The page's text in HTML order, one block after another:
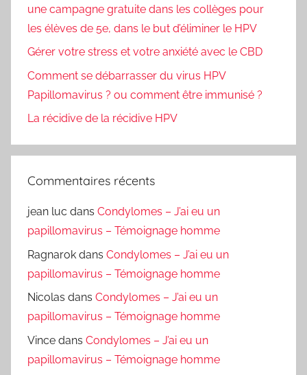
une campagne gratuite dans les collèges pour
les élèves de 5e, dans le but d’éliminer le HPV
Gérer votre stress et votre anxiété avec le CBD
Comment se débarrasser du virus HPV
Papillomavirus ? ou comment être immunisé ?
La récidive de la récidive HPV
Commentaires récents
jean luc dans Condylomes – J’ai eu un
papillomavirus – Témoignage homme
Ragnarok dans Condylomes – J’ai eu un
papillomavirus – Témoignage homme
Nicolas dans Condylomes – J’ai eu un
papillomavirus – Témoignage homme
Vince dans Condylomes – J’ai eu un
papillomavirus – Témoignage homme